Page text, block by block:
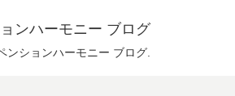
ンハーモニー ブログ
ンションハーモニー ブログ.